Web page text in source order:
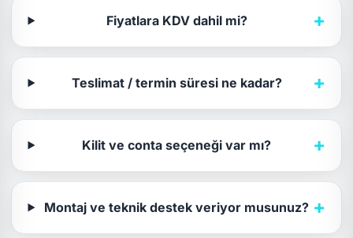
Fiyatlara KDV dahil mi? +
Teslimat / termin süresi ne kadar? +
Kilit ve conta seçeneği var mı? +
Montaj ve teknik destek veriyor musunuz? +